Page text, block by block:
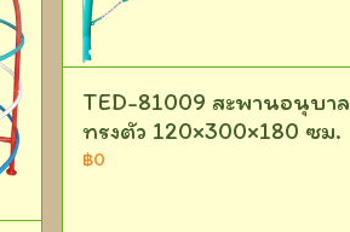
TED-81009 สะพานอนุบาล
ทรงตัว 120×300×180 ซม.
฿0